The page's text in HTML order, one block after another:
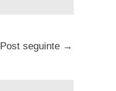
Post seguinte →